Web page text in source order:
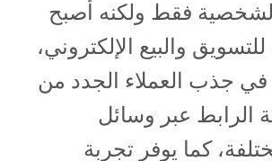
فقط ولكنه أصبح
والبيع الإلكتروني،
جذب العملاء الجدد من
الرابط عبر وسائل
كما يوفر تجربة